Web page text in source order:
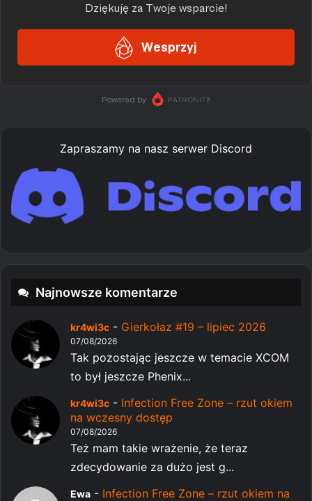
Zapraszamy na nasz serwer Discord
Najnowsze komentarze
kr4wi3c - Gierkołaz #19 – lipiec 2026
07/08/2026
Tak pozostając jeszcze w temacie XCOM
to był jeszcze Phenix...
kr4wi3c - Infection Free Zone – rzut okiem
na wczesny dostęp
07/08/2026
Też mam takie wrażenie, że teraz
zdecydowanie za dużo jest g...
Ewa - Infection Free Zone – rzut okiem na